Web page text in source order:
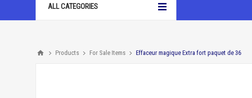
ALL CATEGORIES
Products For Sale Items Effaceur magique Extra fort paquet de 36